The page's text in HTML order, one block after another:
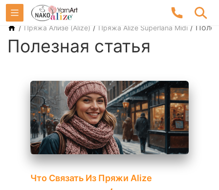
/ Пряжа Ализе (Alize) / Пряжа Alize Superlana Midi /
Полезная статья
Что Связать Из Пряжи Alize